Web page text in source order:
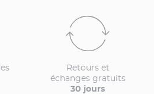
Retours et
échanges gratuits
30 jours